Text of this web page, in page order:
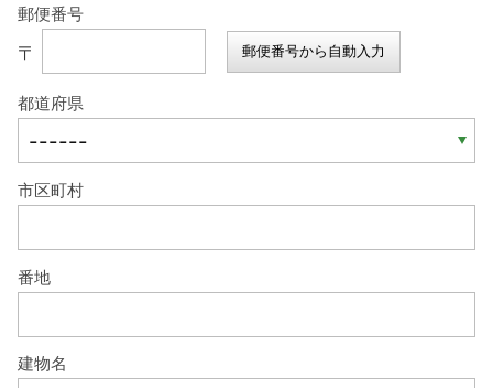
郵便番号
〒 郵便番号から自動入力
都道府県
市区町村
番地
建物名